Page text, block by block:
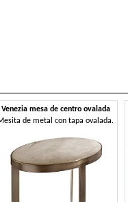
Venezia mesa de centro ovalada
de metal con tapa ovalada.